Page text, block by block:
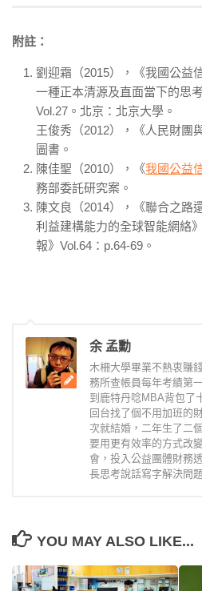
附註：
劉迎霜（2015），《我國公益
一種正本清源及直面當下的思
Vol.27。北京：北京大學。
王俊秀（2012），《人民財團
圖書。
陳佳聖（2010），《我國公益
務部委託研究案。
陳文良（2014），《聯合之路
利益建構能力的全球智能網絡
報》Vol.64：p.64-69。
余 孟勳
木柵大學畢業不熱衷賺
務所查帳員每年考績第
到鹿特丹唸MBA背包了
回台找了個不用加班的
次就結婚，二年生了二
要用更有效率的方式改
會，投入公益團體財務
長思考說話寫字解決問
YOU MAY ALSO LIKE...